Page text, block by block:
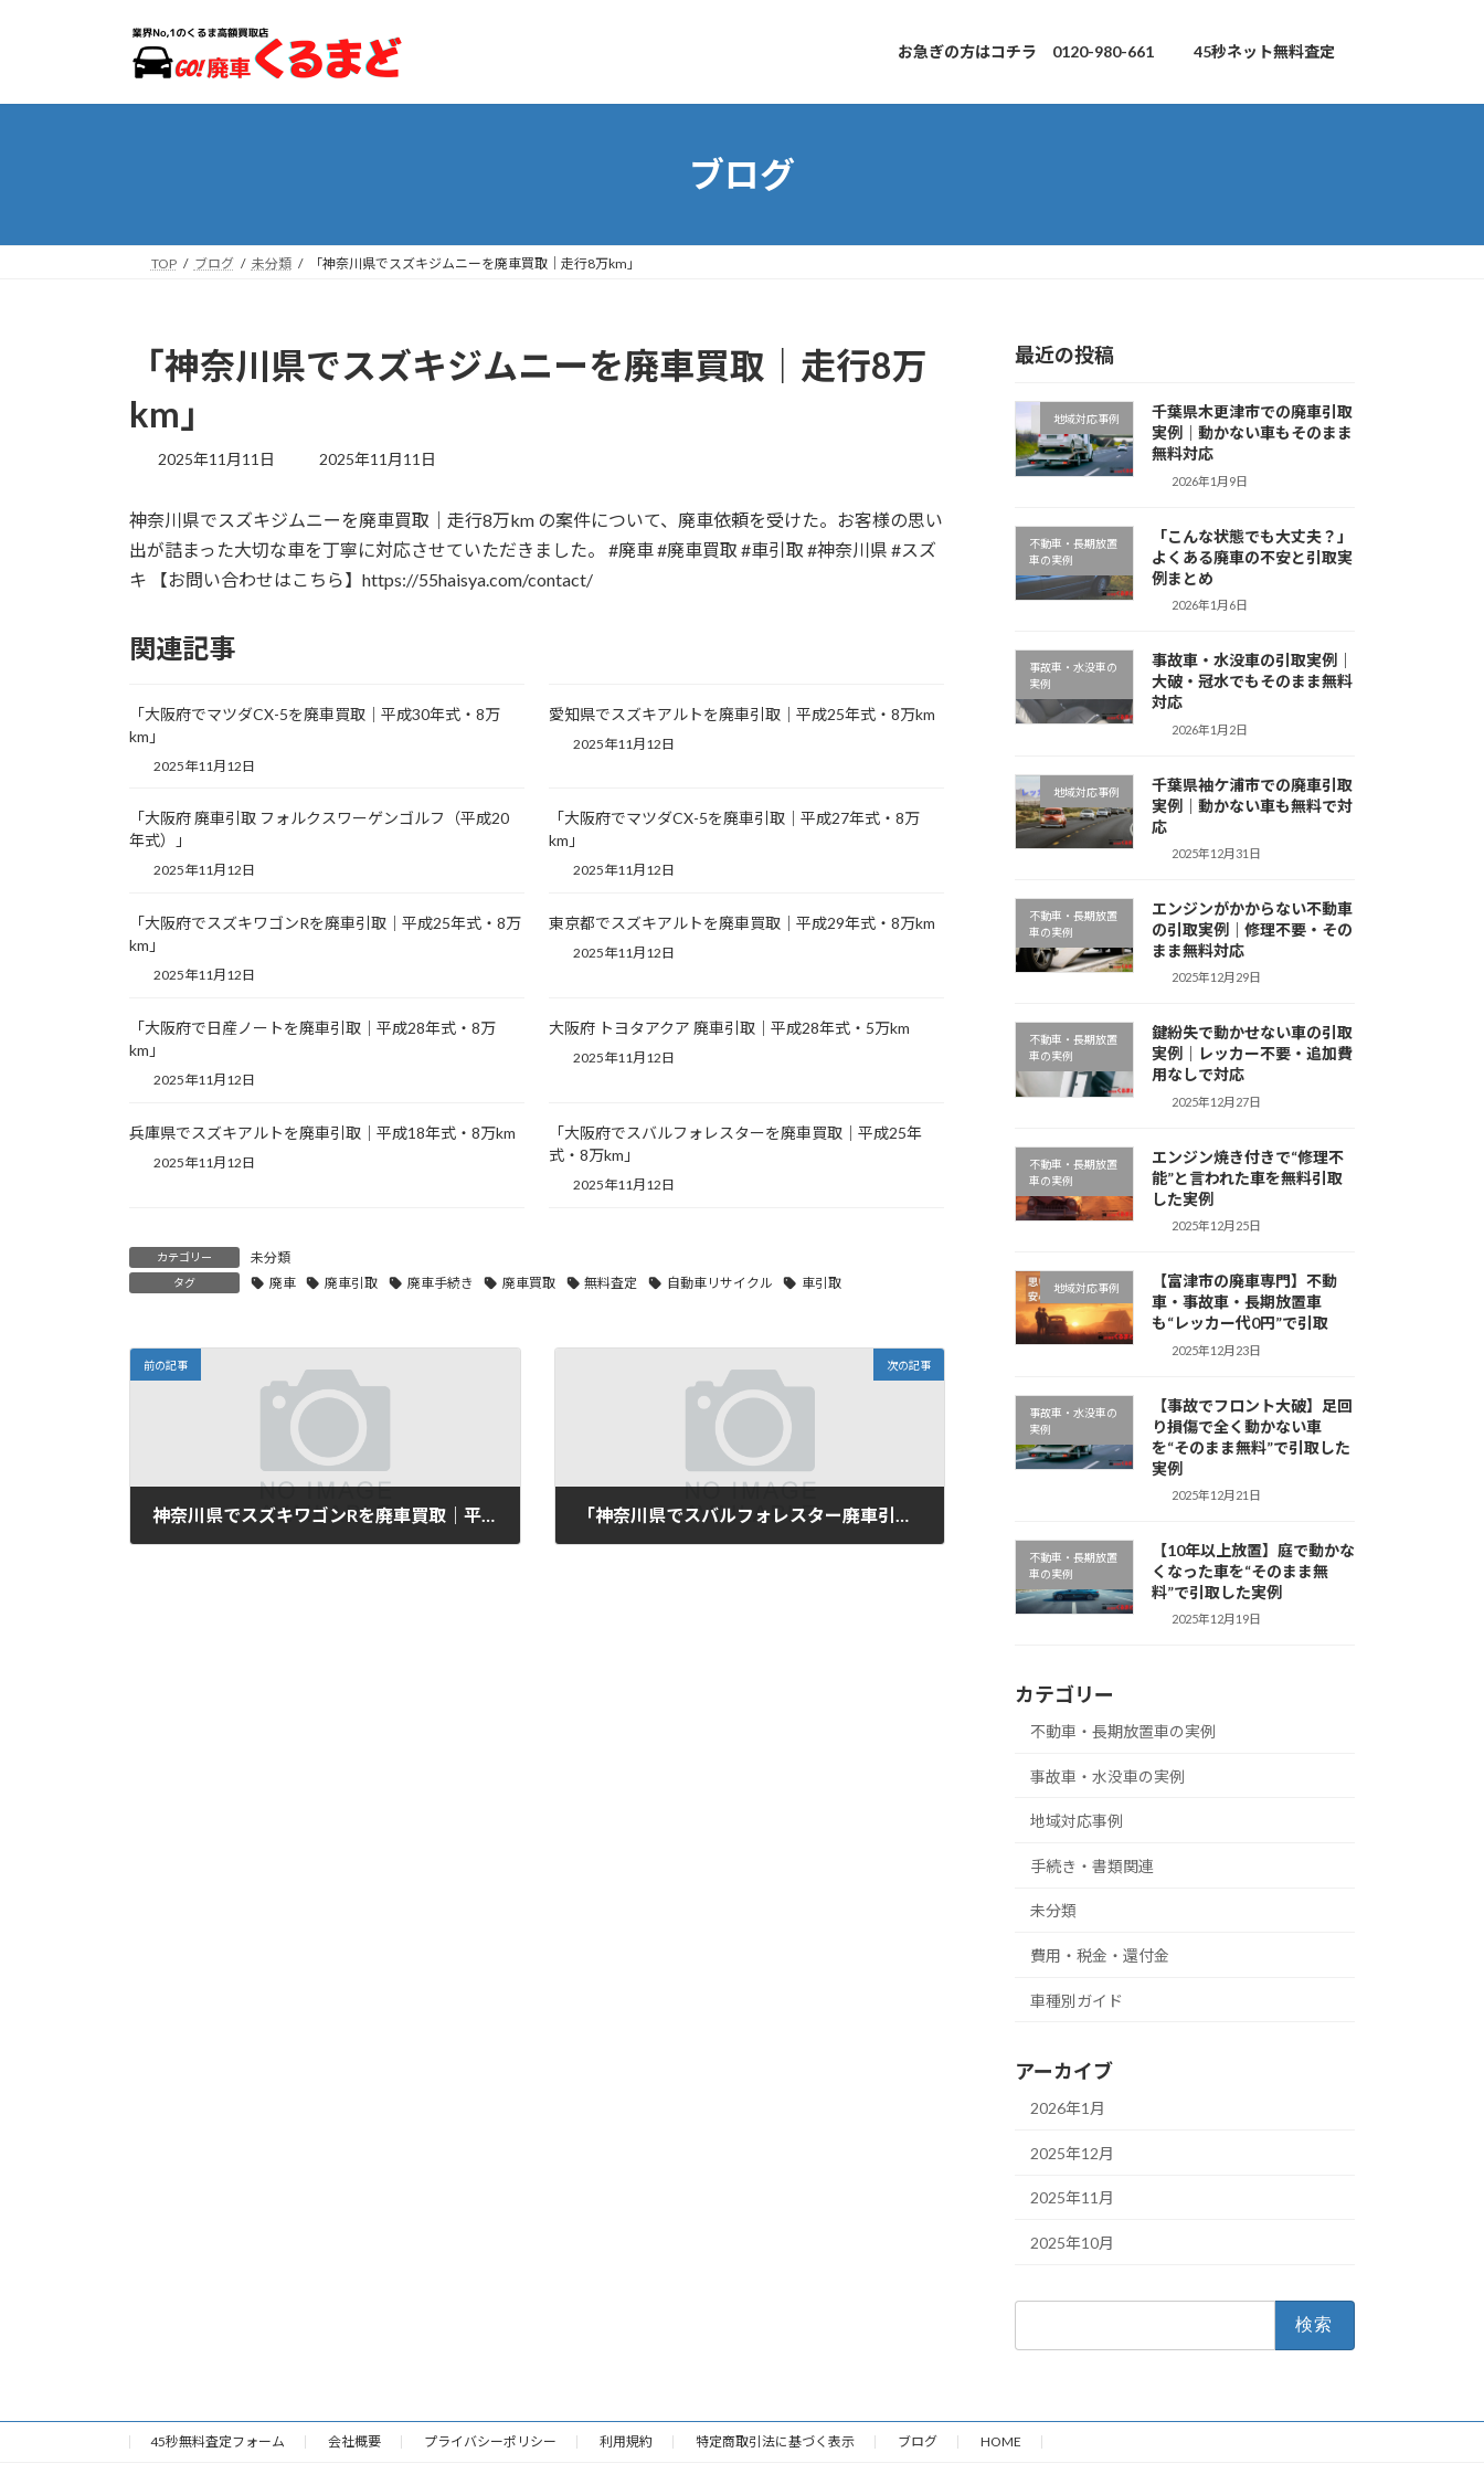
プ
動
お急ぎの方はコチラ 0120-980-661 45秒ネット無料査定
ブログ
TOP ブログ 未分類 「神奈川県でスズキジムニーを廃車買取｜走行8万km」
「神奈川県でスズキジムニーを廃車買取｜走行8万
km」
2025年11月11日
最
新
日
時
:
2025年11月11日
神奈川県でスズキジムニーを廃車買取｜走行8万km の案件について、廃車依頼を受けた。お客様の思い
出が詰まった大切な車を丁寧に対応させていただきました。 #廃車 #廃車買取 #車引取 #神奈川県 #スズ
キ 【お問い合わせはこちら】https://55haisya.com/contact/
関連記事
「大阪府でマツダCX-5を廃車買取｜平成30年式・8万
km」
2025年11月12日
愛知県でスズキアルトを廃車引取｜平成25年式・8万km
2025年11月12日
「大阪府 廃車引取 フォルクスワーゲンゴルフ（平成20
年式）」
2025年11月12日
「大阪府でマツダCX-5を廃車引取｜平成27年式・8万
km」
2025年11月12日
「大阪府でスズキワゴンRを廃車引取｜平成25年式・8万
km」
2025年11月12日
東京都でスズキアルトを廃車買取｜平成29年式・8万km
2025年11月12日
「大阪府で日産ノートを廃車引取｜平成28年式・8万
km」
2025年11月12日
大阪府 トヨタアクア 廃車引取｜平成28年式・5万km
2025年11月12日
兵庫県でスズキアルトを廃車引取｜平成18年式・8万km
2025年11月12日
「大阪府でスバルフォレスターを廃車買取｜平成25年
式・8万km」
2025年11月12日
カテゴリー 未分類
タグ 廃車 廃車引取 廃車手続き 廃車買取 無料査定 自動車リサイクル 車引取
前の記事
神奈川県でスズキワゴンRを廃車買取｜平成29年式・8万km
次の記事
「神奈川県でスバルフォレスター廃車引取｜走行10万km」
最近の投稿
地域対応事例
千葉県木更津市での廃車引取
実例｜動かない車もそのまま
無料対応
2026年1月9日
不動車・長期放置
車の実例
「こんな状態でも大丈夫？」
よくある廃車の不安と引取実
例まとめ
2026年1月6日
事故車・水没車の
実例
事故車・水没車の引取実例｜
大破・冠水でもそのまま無料
対応
2026年1月2日
地域対応事例
千葉県袖ケ浦市での廃車引取
実例｜動かない車も無料で対
応
2025年12月31日
不動車・長期放置
車の実例
エンジンがかからない不動車
の引取実例｜修理不要・その
まま無料対応
2025年12月29日
不動車・長期放置
車の実例
鍵紛失で動かせない車の引取
実例｜レッカー不要・追加費
用なしで対応
2025年12月27日
不動車・長期放置
車の実例
エンジン焼き付きで“修理不
能”と言われた車を無料引取
した実例
2025年12月25日
地域対応事例
【富津市の廃車専門】不動
車・事故車・長期放置車
も“レッカー代0円”で引取
2025年12月23日
事故車・水没車の
実例
【事故でフロント大破】足回
り損傷で全く動かない車
を“そのまま無料”で引取した
実例
2025年12月21日
不動車・長期放置
車の実例
【10年以上放置】庭で動かな
くなった車を“そのまま無
料”で引取した実例
2025年12月19日
カテゴリー
不動車・長期放置車の実例
事故車・水没車の実例
地域対応事例
手続き・書類関連
未分類
費用・税金・還付金
車種別ガイド
アーカイブ
2026年1月
2025年12月
2025年11月
2025年10月
45秒無料査定フォーム 会社概要 プライバシーポリシー 利用規約 特定商取引法に基づく表示 ブログ HOME